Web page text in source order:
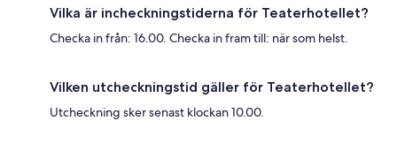
Vilka är incheckningstiderna för Teaterhotellet?
Checka in från: 16.00. Checka in fram till: när som helst.
Vilken utcheckningstid gäller för Teaterhotellet?
Utcheckning sker senast klockan 10.00.